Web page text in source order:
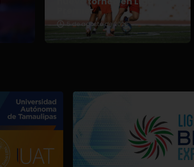
Premier
5 de agosto de 2026